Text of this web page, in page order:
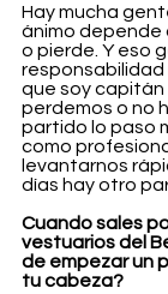
Hay mucha
ánimo depende
o pierde. Y eso
responsabilidad
que soy capitán
perdemos o no
partido lo paso
como
levantarnos
días hay otro
Cuando sales
vestuarios del
de empezar un
tu cabeza?